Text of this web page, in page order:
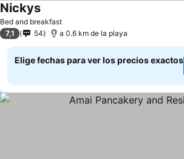
Bed and breakfast
Nickys
7,1 54 a 0.6 km de la playa
Elige fechas para ver los precios exactos